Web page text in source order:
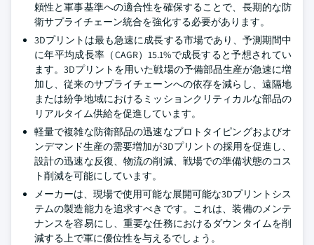
頼性と軍事基準への適合性を確保することで、長期的な防
衛サプライチェーン統合を強化する必要があります。
3Dプリントは最も急速に成長する市場であり、予測期間中
に年平均成長率（CAGR）15.1%で成長すると予想されてい
ます。3Dプリントを用いた戦場の予備部品生産が急速に増
加し、従来のサプライチェーンへの依存を減らし、遠隔地
または紛争地域におけるミッションクリティカルな部品の
リアルタイム供給を促進しています。
軽量で複雑な防衛部品の迅速なプロトタイピングおよびオ
ンデマンド生産の需要増加が3Dプリントの採用を促進し、
設計の迅速な反復、物流の削減、戦場での準備状態のコス
ト削減を可能にしています。
メーカーは、現場で使用可能な展開可能な3Dプリントシス
テムの製造能力を追求すべきです。これは、装備のメンテ
ナンスを容易にし、重要な任務におけるダウンタイムを削
減する上で軍に優位性を与えるでしょう。